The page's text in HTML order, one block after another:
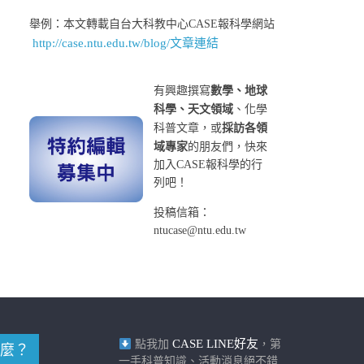
舉例：本文轉載自台大科教中心CASE報科學網站
http://case.ntu.edu.tw/blog/文章連結
有興趣撰寫數學、地球
科學、天文領域 、化學
科普文章，或採訪各領
域專家的朋友們，快來
加入CASE報科學的行
列吧！
投稿信箱：
ntucase@ntu.edu.tw
？ 點我加 CASE LINE好友 ，第
一手科普知識、活動消息絕不錯